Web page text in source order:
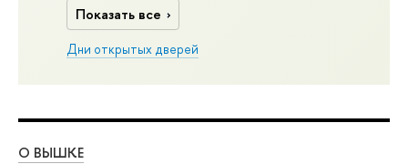
Показать все
Дни открытых дверей
О ВЫШКЕ